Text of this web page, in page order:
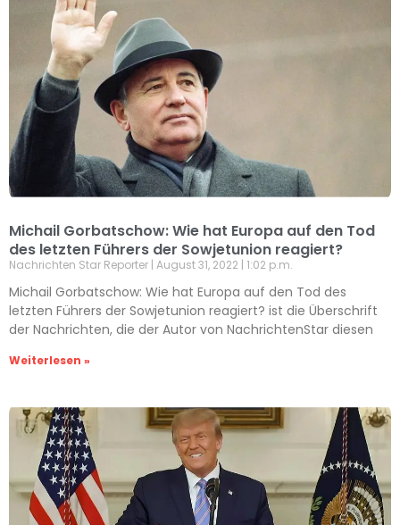
Michail Gorbatschow: Wie hat Europa auf den Tod
des letzten Führers der Sowjetunion reagiert?
Nachrichten Star Reporter August 31, 2022 1:02 p.m.
Michail Gorbatschow: Wie hat Europa auf den Tod des
letzten Führers der Sowjetunion reagiert? ist die Überschrift
der Nachrichten, die der Autor von NachrichtenStar diesen
Weiterlesen »